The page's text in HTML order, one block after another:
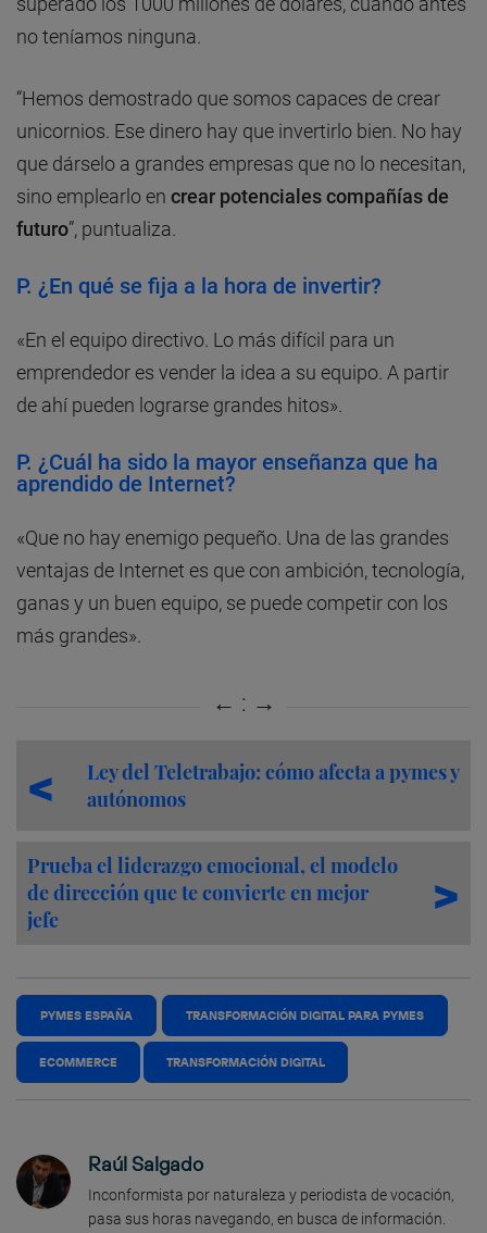
no teníamos ninguna.
“Hemos demostrado que somos capaces de crear
unicornios. Ese dinero hay que invertirlo bien. No hay
que dárselo a grandes empresas que no lo necesitan,
sino emplearlo en crear potenciales compañías de
futuro”, puntualiza.
P. ¿En qué se fija a la hora de invertir?
«En el equipo directivo. Lo más difícil para un
emprendedor es vender la idea a su equipo. A partir
de ahí pueden lograrse grandes hitos».
P. ¿Cuál ha sido la mayor enseñanza que ha
aprendido de Internet?
«Que no hay enemigo pequeño. Una de las grandes
ventajas de Internet es que con ambición, tecnología,
ganas y un buen equipo, se puede competir con los
más grandes».
Ley del Teletrabajo: cómo afecta a pymes y
autónomos
Prueba el liderazgo emocional, el modelo
de dirección que te convierte en mejor
jefe
PYMES ESPAÑA TRANSFORMACIÓN DIGITAL PARA PYMES
ECOMMERCE TRANSFORMACIÓN DIGITAL
Raúl Salgado
Inconformista por naturaleza y periodista de vocación,
pasa sus horas navegando, en busca de información.